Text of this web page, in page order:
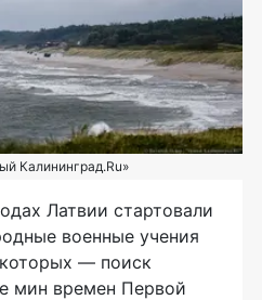
Калининград.Ru»
Латвии стартовали
военные учения
— поиск
мин времен Первой